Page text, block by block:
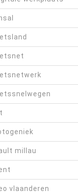
millau
vlaanderen